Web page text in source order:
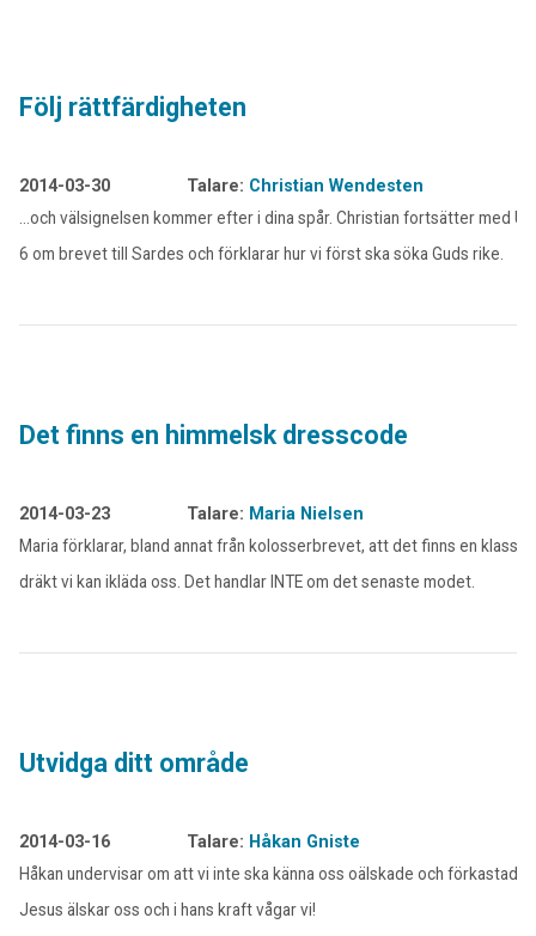
Följ rättfärdigheten
2014-03-30 Talare: Christian Wendesten
…och välsignelsen kommer efter i dina spår. Christian fortsätter med
6 om brevet till Sardes och förklarar hur vi först ska söka Guds rike.
Det finns en himmelsk dresscode
2014-03-23 Talare: Maria Nielsen
Maria förklarar, bland annat från kolosserbrevet, att det finns en
dräkt vi kan ikläda oss. Det handlar INTE om det senaste modet.
Utvidga ditt område
2014-03-16 Talare: Håkan Gniste
Håkan undervisar om att vi inte ska känna oss oälskade och förkastade.
Jesus älskar oss och i hans kraft vågar vi!